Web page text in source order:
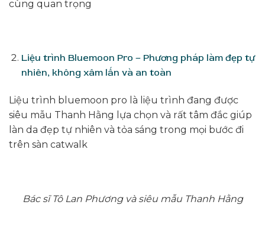
cùng quan trọng
Liệu trình Bluemoon Pro – Phương pháp làm đẹp tự
nhiên, không xâm lấn và an toàn
Liệu trình bluemoon pro là liệu trình đang được
siêu mẫu Thanh Hằng lựa chọn và rất tâm đắc giúp
làn da đẹp tự nhiên và tỏa sáng trong mọi bước đi
trên sàn catwalk
Bác sĩ Tô Lan Phương và siêu mẫu Thanh Hằng